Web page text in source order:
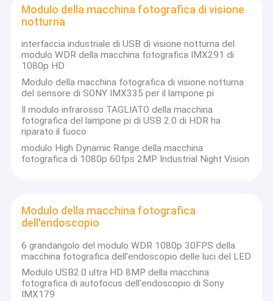
Video
Mostra VR
Chi siamo
Modulo della macchina fotografica di visione
notturna
interfaccia industriale di USB di visione notturna del
modulo WDR della macchina fotografica IMX291 di
1080p HD
Modulo della macchina fotografica di visione notturna
del sensore di SONY IMX335 per il lampone pi
Il modulo infrarosso TAGLIATO della macchina
fotografica del lampone pi di USB 2.0 di HDR ha
riparato il fuoco
modulo High Dynamic Range della macchina
fotografica di 1080p 60fps 2MP Industrial Night Vision
Modulo della macchina fotografica
dell'endoscopio
6 grandangolo del modulo WDR 1080p 30FPS della
macchina fotografica dell'endoscopio delle luci del LED
Modulo USB2.0 ultra HD 8MP della macchina
fotografica di autofocus dell'endoscopio di Sony
IMX179
a fornire ai clienti le varie soluzioni su misura OEM/ODM di
elaborazione di immagini di CMOS da progettazione e dallo
sviluppo, fabbricazione, alla un-fermata post-vendita service.we
competitivo e la migliore qualità.
Attualmente, i nostri prodotti comprendono nel modulo del
modulo della macchina fotografica di USB, della macchina
fotografica di MIPI, modulo nella macchina fotografica di DVP,